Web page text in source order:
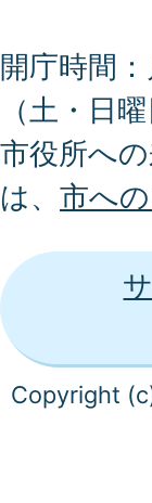
開庁時間
（土・日
市役所へ
は、 市へ
Copyright